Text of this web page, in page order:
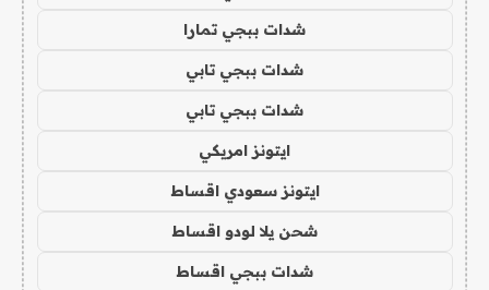
شدات ببجي تمارا
شدات ببجي تابي
شدات ببجي تابي
ايتونز امريكي
ايتونز سعودي اقساط
شحن يلا لودو اقساط
شدات ببجي اقساط